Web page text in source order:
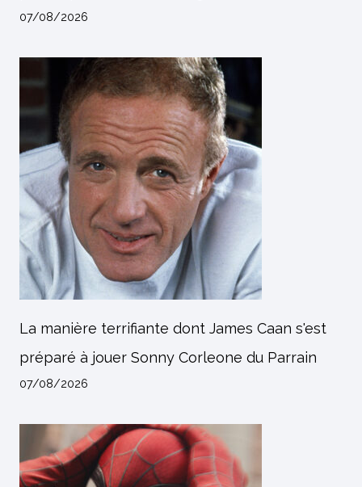
07/08/2026
La manière terrifiante dont James Caan s'est
préparé à jouer Sonny Corleone du Parrain
07/08/2026